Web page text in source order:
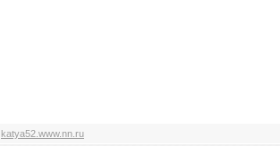
katya52.www.nn.ru